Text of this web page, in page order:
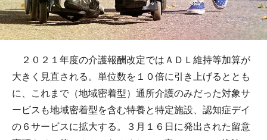
２０２１年度の介護報酬改定ではＡＤＬ維持等加算が
大きく見直される。単位数を１０倍に引き上げるととも
に、これまで（地域密着型）通所介護のみだった対象サ
ービスも地域密着型を含む特養と特定施設、認知症デイ
の６サービスに拡大する。３月１６日に発出された留意